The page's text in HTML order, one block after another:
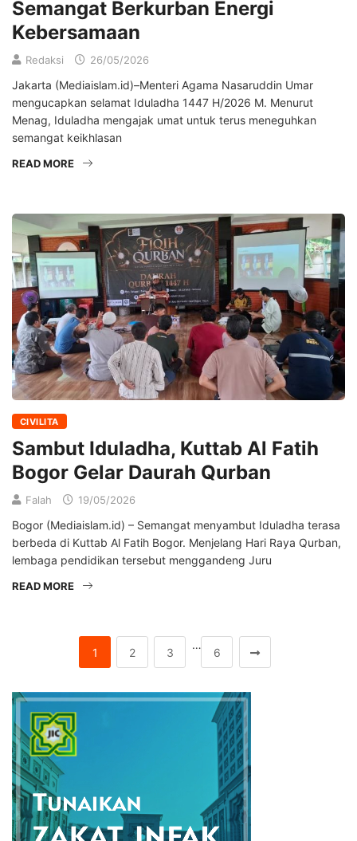
Semangat Berkurban Energi
Kebersamaan
Redaksi 26/05/2026
Jakarta (Mediaislam.id)–Menteri Agama Nasaruddin Umar
mengucapkan selamat Iduladha 1447 H/2026 M. Menurut
Menag, Iduladha mengajak umat untuk terus meneguhkan
semangat keikhlasan
READ MORE
CIVILITA
Sambut Iduladha, Kuttab Al Fatih
Bogor Gelar Daurah Qurban
Falah 19/05/2026
Bogor (Mediaislam.id) – Semangat menyambut Iduladha terasa
berbeda di Kuttab Al Fatih Bogor. Menjelang Hari Raya Qurban,
lembaga pendidikan tersebut menggandeng Juru
READ MORE
1 2 3
…
6